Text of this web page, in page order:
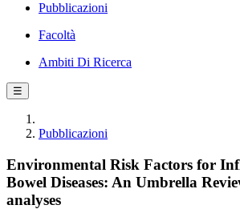
Pubblicazioni
Facoltà
Ambiti Di Ricerca
☰
Pubblicazioni
Environmental Risk Factors for
Bowel Diseases: An Umbrella
analyses